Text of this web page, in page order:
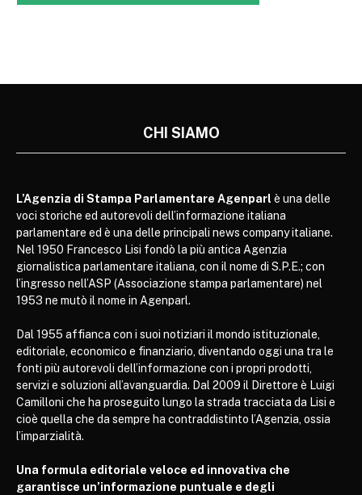
CHI SIAMO
L’Agenzia di Stampa Parlamentare Agenparl è una delle
voci storiche ed autorevoli dell’informazione italiana
parlamentare ed è una delle principali news company italiane.
Nel 1950 Francesco Lisi fondò la più antica Agenzia
giornalistica parlamentare italiana, con il nome di S.P.E.; con
l’ingresso nell’ASP (Associazione stampa parlamentare) nel
1953 ne mutò il nome in Agenparl.
Dal 1955 affianca con i suoi notiziari il mondo istituzionale,
editoriale, economico e finanziario, diventando oggi una tra le
fonti più autorevoli dell’informazione con i propri prodotti,
servizi e soluzioni all’avanguardia. Dal 2009 il Direttore è Luigi
Camilloni che ha proseguito lungo la strada tracciata da Lisi e
cioè quella che da sempre ha contraddistinto l’Agenzia, ossia
l’imparzialità.
Una formula editoriale veloce ed innovativa che
garantisce un’informazione puntuale e degli